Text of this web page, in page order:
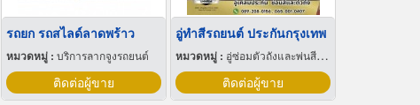
รถยก รถสไลด์ลาดพร้าว
หมวดหมู่ : บริการลากจูงรถยนต์
ติดต่อผู้ขาย
อู่ทําสีรถยนต์ ประกันกรุงเทพ
หมวดหมู่ : อู่ซ่อมตัวถังและพ่นสีรถยนต์
ติดต่อผู้ขาย